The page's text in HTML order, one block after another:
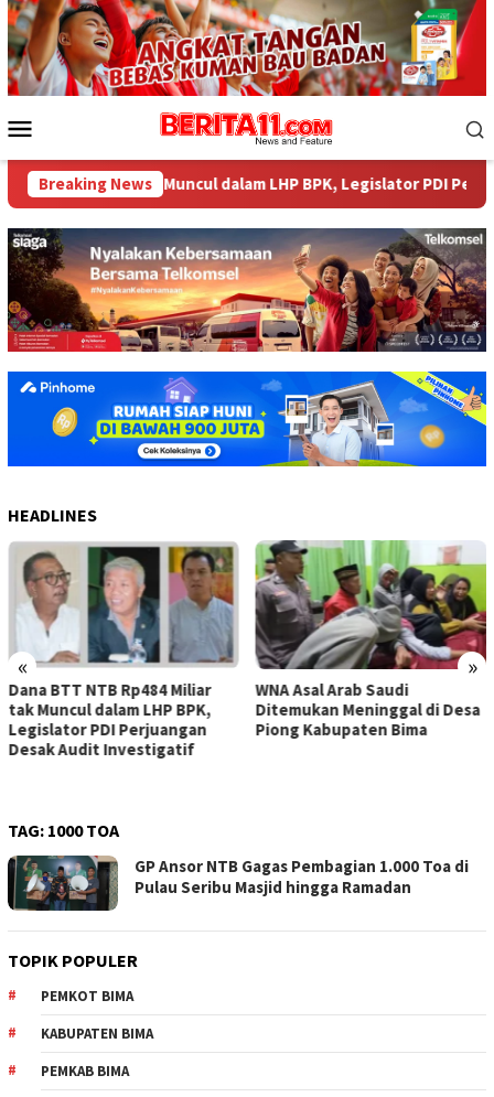
Loncat
ke
konten
Mobile
Breaking News
Miliar tak Muncul dalam LHP BPK, Legislator PDI Perjuangan
HEADLINES
« »
WNA Asal Arab Saudi
Ditemukan Meninggal di Desa
Piong Kabupaten Bima
Sejumlah Pekerja Dapur MBG
di Kabupaten Bima Dilaporkan
Positif Hepatitis, Puskesmas
TAG: 1000 TOA
GP Ansor NTB Gagas Pembagian 1.000 Toa di
Pulau Seribu Masjid hingga Ramadan
TOPIK POPULER
PEMKOT BIMA
KABUPATEN BIMA
PEMKAB BIMA